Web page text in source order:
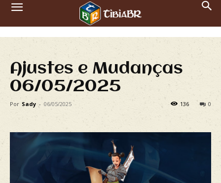
Ajustes e Mudanças
06/05/2025
Por Sady - 06/05/2025 0
136